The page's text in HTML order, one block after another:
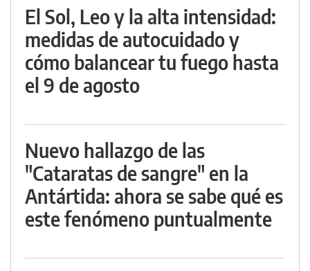
El Sol, Leo y la alta intensidad:
medidas de autocuidado y
cómo balancear tu fuego hasta
el 9 de agosto
Nuevo hallazgo de las
"Cataratas de sangre" en la
Antártida: ahora se sabe qué es
este fenómeno puntualmente